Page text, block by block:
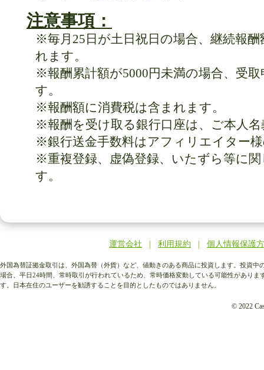
注意事項：
※毎月25日が土日祝日の場合、継続報
れます。
※報酬累計額が5000円未満の場合、受
す。
※報酬額に消費税は含まれます。
※報酬を受け取る銀行口座は、ご本人
※銀行送金手数料はアフィリエイター
※重複登録、虚偽登録、いたずら等に
す。
運営会社 利用規約 個人情報保護
外国為替証拠金取引は、外国為替（外貨）など、値動きのある商品に投資します。投資
場合、平日24時間、常時取引が行われているため、常時価格変動している可能性があり
す。日本在住のユーザーを勧誘することを目的としたものではありません。
© 2022